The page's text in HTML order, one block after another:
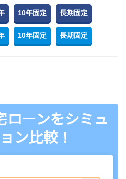
10年固定 長期固定
10年固定 長期固定
ローンをシミュ
ン比較！